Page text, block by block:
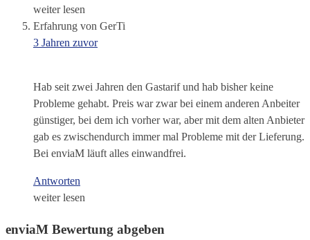
weiter lesen
Erfahrung von GerTi
3 Jahren zuvor
Hab seit zwei Jahren den Gastarif und hab bisher keine
Probleme gehabt. Preis war zwar bei einem anderen Anbeiter
günstiger, bei dem ich vorher war, aber mit dem alten Anbieter
gab es zwischendurch immer mal Probleme mit der Lieferung.
Bei enviaM läuft alles einwandfrei.
Antworten
weiter lesen
enviaM Bewertung abgeben